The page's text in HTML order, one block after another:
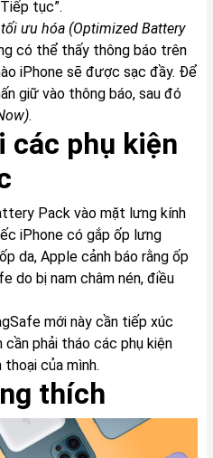
tục”.
ưu hóa (Optimized Battery
có thể thấy thông báo trên
‌iPhone‌ sẽ được sạc đầy. Để
giữ vào thông báo, sau đó
.
các phụ kiện
Pack vào mặt lưng kính
iPhone có gắp ốp lưng
da, Apple cảnh báo rằng ốp
do bị nam châm nén, điều
mới này cần tiếp xúc
phải tháo các phụ kiện
của mình.
thích